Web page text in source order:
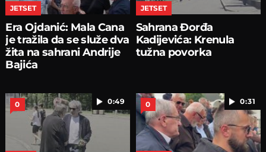
JETSET
Era Ojdanić: Mala Cana
je tražila da se služe dva
žita na sahrani Andrije
Bajića
JETSET
Sahrana Đorđa
Kadijevića: Krenula
tužna povorka
0:49
0 0:31
0